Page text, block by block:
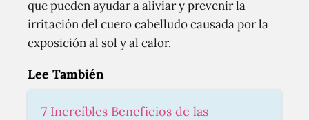
que pueden ayudar a aliviar y prevenir la
irritación del cuero cabelludo causada por la
exposición al sol y al calor.
Lee También
7 Increíbles Beneficios de las